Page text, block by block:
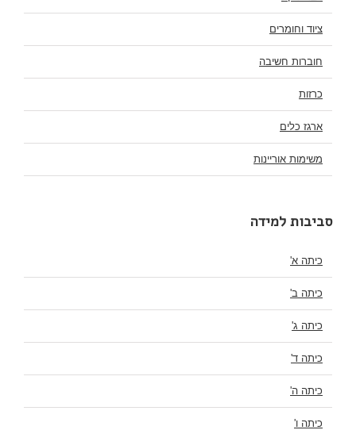
ציוד וחומרים
חוברות חשיבה
כרזות
ארגז כלים
משימות אוריינות
סביבות למידה
כיתה א'
כיתה ב'
כיתה ג'
כיתה ד'
כיתה ה'
כיתה ו'